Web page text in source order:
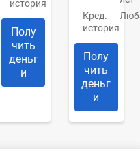
история
Полу
чить
деньг
и
Кред.
история
Полу
чить
деньг
и